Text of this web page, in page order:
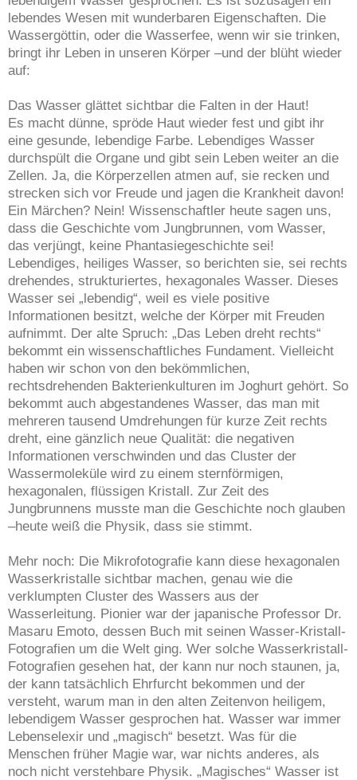
lebendes Wesen mit wunderbaren Eigenschaften. Die
Wassergöttin, oder die Wasserfee, wenn wir sie trinken,
bringt ihr Leben in unseren Körper –und der blüht wieder
auf:
Das Wasser glättet sichtbar die Falten in der Haut!
Es macht dünne, spröde Haut wieder fest und gibt ihr
eine gesunde, lebendige Farbe. Lebendiges Wasser
durchspült die Organe und gibt sein Leben weiter an die
Zellen. Ja, die Körperzellen atmen auf, sie recken und
strecken sich vor Freude und jagen die Krankheit davon!
Ein Märchen? Nein! Wissenschaftler heute sagen uns,
dass die Geschichte vom Jungbrunnen, vom Wasser,
das verjüngt, keine Phantasiegeschichte sei!
Lebendiges, heiliges Wasser, so berichten sie, sei rechts
drehendes, strukturiertes, hexagonales Wasser. Dieses
Wasser sei „lebendig“, weil es viele positive
Informationen besitzt, welche der Körper mit Freuden
aufnimmt. Der alte Spruch: „Das Leben dreht rechts“
bekommt ein wissenschaftliches Fundament. Vielleicht
haben wir schon von den bekömmlichen,
rechtsdrehenden Bakterienkulturen im Joghurt gehört. So
bekommt auch abgestandenes Wasser, das man mit
mehreren tausend Umdrehungen für kurze Zeit rechts
dreht, eine gänzlich neue Qualität: die negativen
Informationen verschwinden und das Cluster der
Wassermoleküle wird zu einem sternförmigen,
hexagonalen, flüssigen Kristall. Zur Zeit des
Jungbrunnens musste man die Geschichte noch glauben
–heute weiß die Physik, dass sie stimmt.
Mehr noch: Die Mikrofotografie kann diese hexagonalen
Wasserkristalle sichtbar machen, genau wie die
verklumpten Cluster des Wassers aus der
Wasserleitung. Pionier war der japanische Professor Dr.
Masaru Emoto, dessen Buch mit seinen Wasser-Kristall-
Fotografien um die Welt ging. Wer solche Wasserkristall-
Fotografien gesehen hat, der kann nur noch staunen, ja,
der kann tatsächlich Ehrfurcht bekommen und der
versteht, warum man in den alten Zeitenvon heiligem,
lebendigem Wasser gesprochen hat. Wasser war immer
Lebenselexir und „magisch“ besetzt. Was für die
Menschen früher Magie war, war nichts anderes, als
noch nicht verstehbare Physik. „Magisches“ Wasser ist